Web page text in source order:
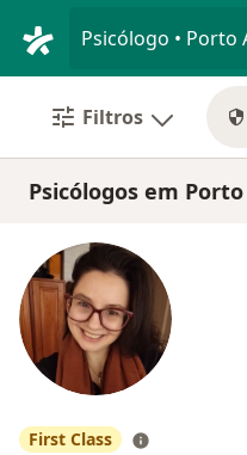
Filtros
Psicólogos em
First Class